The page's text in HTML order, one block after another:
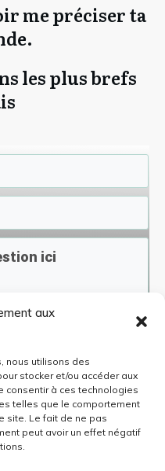
aux
nous utilisons des
stocker et/ou accéder aux
consentir à ces technologies
telles que le comportement
site. Le fait de ne pas
peut avoir un effet négatif
me préciser ta
les plus brefs
j'accepte de
offres de